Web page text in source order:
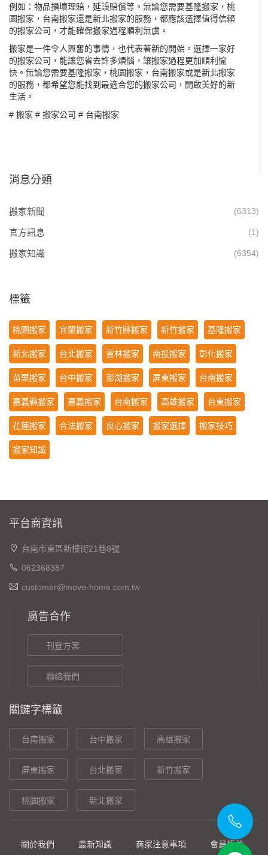
例如：物品損壞理賠，延誤賠償等。無論您需要基隆搬家，桃
園搬家，台南搬家還是新北搬家的服務，都應該選擇值得信賴
的搬家公司，才能確保搬家過程順利無虞。
搬家是一件令人興奮的事情，也代表著新的開始。選擇一家好
的搬家公司，能讓您省去許多煩惱，讓搬家過程更加順利愉
快。無論您需要基隆搬家，桃園搬家，台南搬家或是新北搬家
的服務，都希望您能找到最適合您的搬家公司，開啟美好的新
生活。
# 搬家 # 搬家公司 # 台南搬家
消息分類
搬家新聞 (6313)
官方訊息 (1)
搬家知識 (6354)
標籤
桃園搬家 宜蘭搬家 新竹縣搬家 新竹搬家 基隆搬家
新北搬家 台北搬家 雲林搬家 南投搬家 彰化搬家
苗栗搬家 台中搬家 澎湖搬家 屏東搬家 台南搬家
嘉義縣搬家 嘉義搬家 台南搬家 高雄搬家 台東搬家
花蓮搬家 合法搬家 良心搬家 搬家選擇 搬家技巧
搬家知識
平台商資訊
台南市東區新樓街21巷8號
062368387
customer@move-home.com.tw
廣告合作
刊登方案
聯絡我們
關鍵字標籤
台南搬家 台中搬家 高雄搬家
屏東搬家 台北搬家 新竹搬家
桃園搬家 新北搬家
關於我們 最新知識 商家注意事項 會員權益